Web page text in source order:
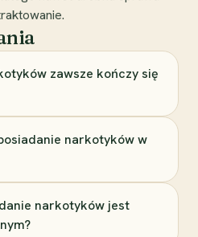
zawsze kończy się
narkotyków w
narkotyków jest